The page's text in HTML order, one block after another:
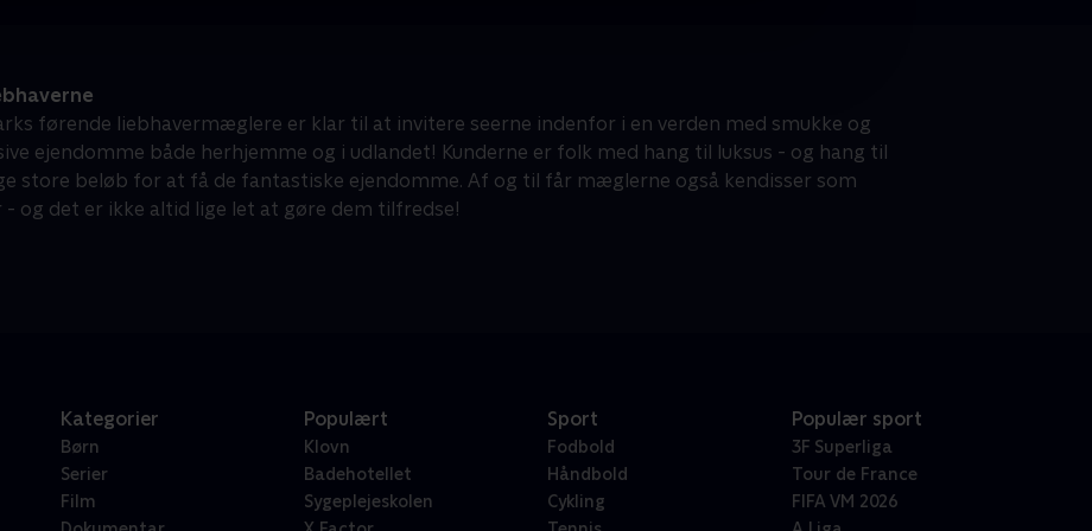
førende liebhavermæglere er klar til at invitere seerne indenfor i en verden med smukke og
ejendomme både herhjemme og i udlandet! Kunderne er folk med hang til luksus - og hang til
store beløb for at få de fantastiske ejendomme. Af og til får mæglerne også kendisser som
- og det er ikke altid lige let at gøre dem tilfredse!
Kategorier
Børn
Serier
Film
Populært
Klovn
Badehotellet
Sygeplejeskolen
Sport
Fodbold
Håndbold
Cykling
Populær sport
3F Superliga
Tour de France
FIFA VM 2026